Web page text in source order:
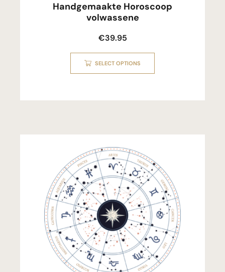
Handgemaakte Horoscoop
volwassene
€39.95
SELECT OPTIONS